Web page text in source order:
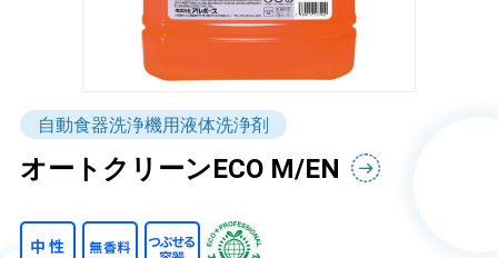
自動食器洗浄機用液体洗浄剤
オートクリーンECO M/EN